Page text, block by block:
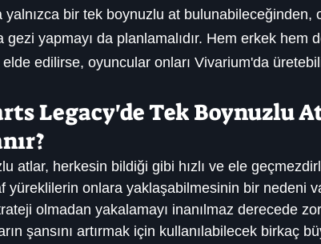
yalnızca bir tek boynuzlu at bulunabileceğinden,
gezi yapmayı da planlamalıdır. Hem erkek hem
edilirse, oyuncular onları Vivarium'da
Legacy'de Tek Boynuzlu
atlar, herkesin bildiği gibi hızlı ve ele
yüreklilerin onlara yaklaşabilmesinin bir nedeni
olmadan yakalamayı inanılmaz derecede
şansını artırmak için kullanılabilecek birkaç